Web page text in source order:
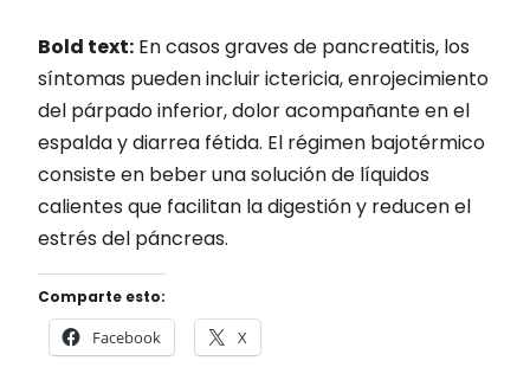
Bold text: En casos graves de pancreatitis, los
síntomas pueden incluir ictericia, enrojecimiento
del párpado inferior, dolor acompañante en el
espalda y diarrea fétida. El régimen bajotérmico
consiste en beber una solución de líquidos
calientes que facilitan la digestión y reducen el
estrés del páncreas.
Comparte esto:
Facebook X